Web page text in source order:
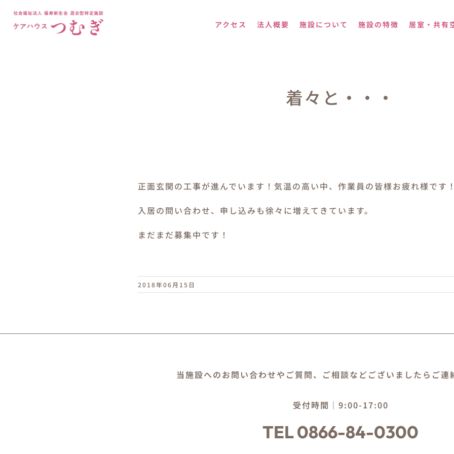
アクセス 法人概要 施設について 施設の特徴 居室・共有
着々と・・・
正面玄関の工事が進んでいます！気温の高い中、作業員の皆様お疲れ様です！
入居の問い合わせ、申し込みも徐々に増えてきています。
まだまだ募集中です！
2018年06月15日
当施設へのお問い合わせやご質問、ご相談などございましたらご連
受付時間｜9:00-17:00
TEL 0866-84-0300